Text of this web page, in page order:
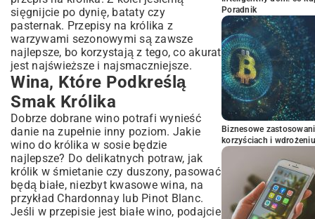
sięgnijcie po dynię, bataty czy
pasternak. Przepisy na królika z
warzywami sezonowymi są zawsze
najlepsze, bo korzystają z tego, co akurat
jest najświeższe i najsmaczniejsze.
Wina, Które Podkreślą
Smak Królika
Dobrze dobrane wino potrafi wynieść
danie na zupełnie inny poziom. Jakie
wino do królika w sosie będzie
najlepsze? Do delikatnych potraw, jak
królik w śmietanie czy duszony, pasować
będą białe, niezbyt kwasowe wina, na
przykład Chardonnay lub Pinot Blanc.
Jeśli w przepisie jest białe wino, podajcie
Poradnik
Biznesowe
korzyściach i wdrożeniu